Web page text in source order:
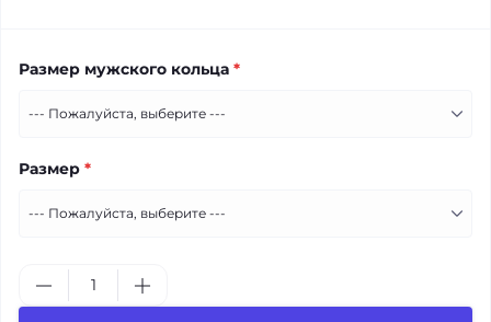
Размер мужского кольца *
Размер *